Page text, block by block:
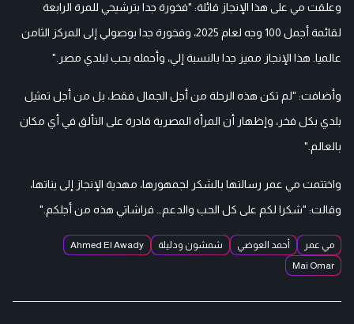
وعلقت مي على هذا الإنجاز قائلة: "فخورة جدا بترشيحي للمرة الرابعة
لقائمة أجمل 100 وجه لعام 2025، وفخورة جدا بوصولي إلى المركز الثامن
عالميا. هذا الإنجاز مميز جدا بالنسبة إلي، وأحمله بحب لبلدي مصر."
وأضافت: "لم تكن هذه الرحلة من أجل الجمال فقط، بل من أجل تمثيل
بلدي بكل فخر، وإظهار أن المرأة المصرية قادرة على التألق في أي مكان
بالعالم."
واختتمت مي عمر رسالتها بالشكر لجمهورها، مهدية الإنجاز إلى بناتها،
وقالت: "شكرا لكم على كل الحب والدعم… فراشاتي هذه من أجلكم."
مي عمر أحمد العوضي شمشون ودليلة
Ahmed El Awady
Mai Omar